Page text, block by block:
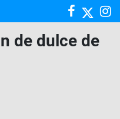
de dulce de